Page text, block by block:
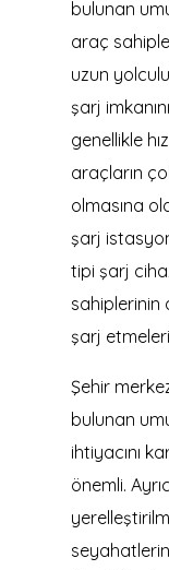
bulunan
araç
uzun
şarj
genellikle
araçların
olmasına
şarj
tipi şarj
sahiplerinin
şarj
Şehir
bulunan
ihtiyacını
önemli.